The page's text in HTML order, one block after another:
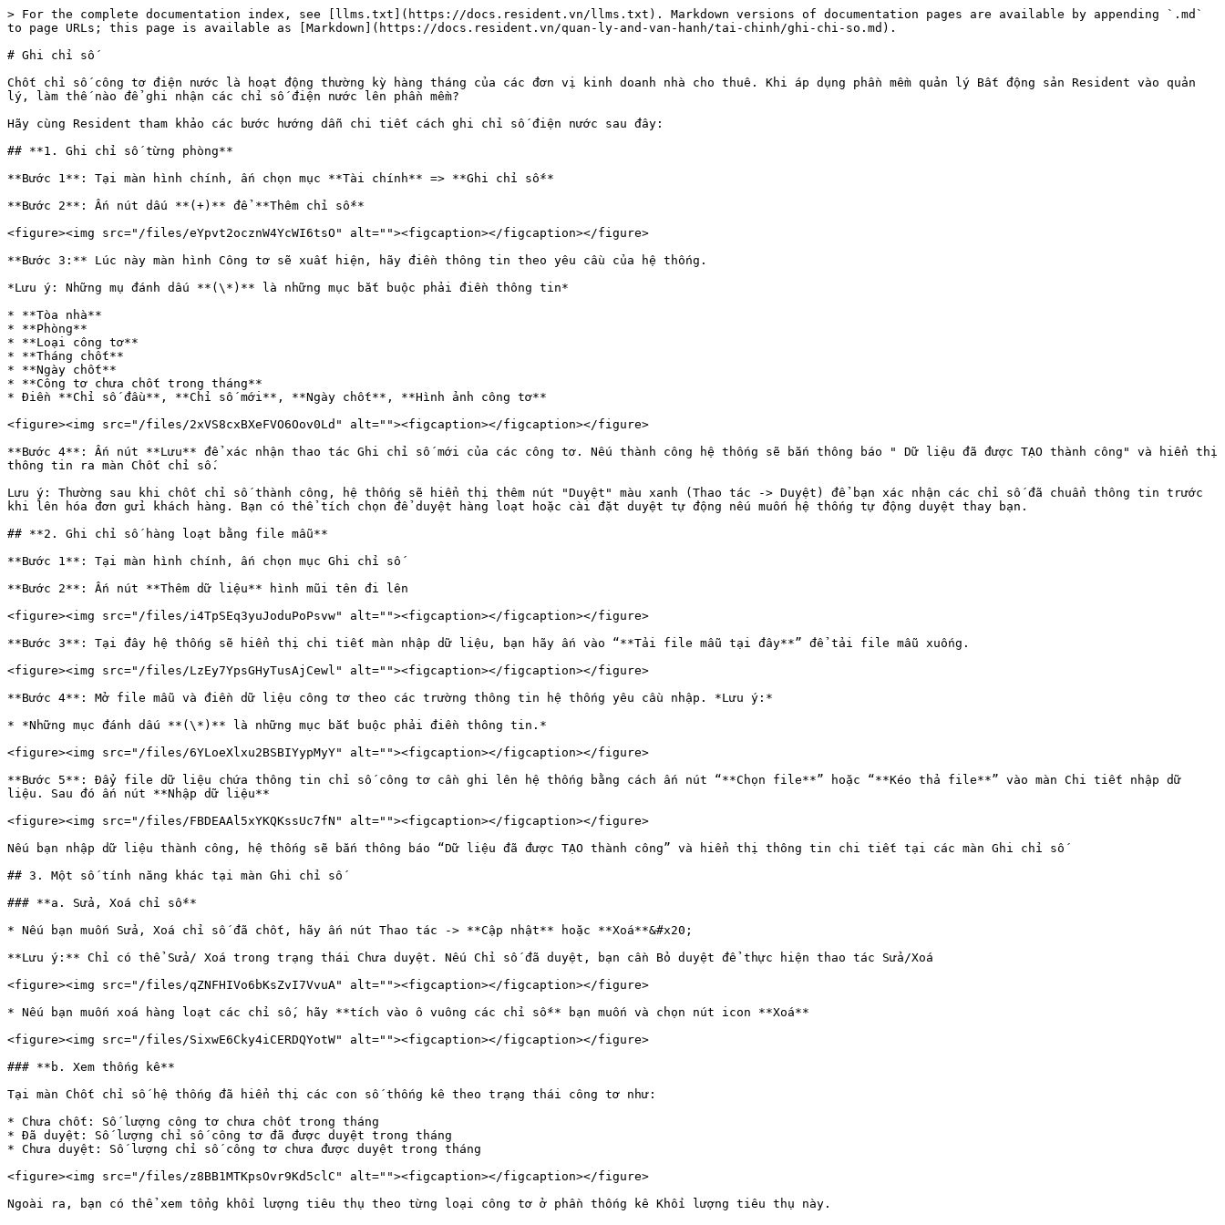
> For the complete documentation index, see [llms.txt](https://docs.resident.vn/llms.txt). Markdown versions of documentation pages are available by appending `.md`
to page URLs; this page is available as [Markdown](https://docs.resident.vn/quan-ly-and-van-hanh/tai-chinh/ghi-chi-so.md).
# Ghi chỉ số
Chốt chỉ số công tơ điện nước là hoạt động thường kỳ hàng tháng của các đơn vị kinh doanh nhà cho thuê. Khi áp dụng phần mềm quản lý Bất động sản Resident vào quản
lý, làm thế nào để ghi nhận các chỉ số điện nước lên phần mềm?
Hãy cùng Resident tham khảo các bước hướng dẫn chi tiết cách ghi chỉ số điện nước sau đây:
## **1. Ghi chỉ số từng phòng**
**Bước 1**: Tại màn hình chính, ấn chọn mục **Tài chính** => **Ghi chỉ số**
**Bước 2**: Ấn nút dấu **(+)** để **Thêm chỉ số**
<figure><img src="/files/eYpvt2ocznW4YcWI6tsO" alt=""><figcaption></figcaption></figure>
**Bước 3:** Lúc này màn hình Công tơ sẽ xuất hiện, hãy điền thông tin theo yêu cầu của hệ thống.
*Lưu ý: Những mụ đánh dấu **(\*)** là những mục bắt buộc phải điền thông tin*
* **Tòa nhà**
* **Phòng**
* **Loại công tơ**
* **Tháng chốt**
* **Ngày chốt**
* **Công tơ chưa chốt trong tháng**
* Điền **Chỉ số đầu**, **Chỉ số mới**, **Ngày chốt**, **Hình ảnh công tơ**
<figure><img src="/files/2xVS8cxBXeFVO6Oov0Ld" alt=""><figcaption></figcaption></figure>
**Bước 4**: Ấn nút **Lưu** để xác nhận thao tác Ghi chỉ số mới của các công tơ. Nếu thành công hệ thống sẽ bắn thông báo " Dữ liệu đã được TẠO thành công" và hiển thị
thông tin ra màn Chốt chỉ số.
Lưu ý: Thường sau khi chốt chỉ số thành công, hệ thống sẽ hiển thị thêm nút "Duyệt" màu xanh (Thao tác -> Duyệt) để bạn xác nhận các chỉ số đã chuẩn thông tin trước
khi lên hóa đơn gửi khách hàng. Bạn có thể tích chọn để duyệt hàng loạt hoặc cài đặt duyệt tự động nếu muốn hệ thống tự động duyệt thay bạn.
## **2. Ghi chỉ số hàng loạt bằng file mẫu**
**Bước 1**: Tại màn hình chính, ấn chọn mục Ghi chỉ số
**Bước 2**: Ấn nút **Thêm dữ liệu** hình mũi tên đi lên
<figure><img src="/files/i4TpSEq3yuJoduPoPsvw" alt=""><figcaption></figcaption></figure>
**Bước 3**: Tại đây hệ thống sẽ hiển thị chi tiết màn nhập dữ liệu, bạn hãy ấn vào “**Tải file mẫu tại đây**” để tải file mẫu xuống.
<figure><img src="/files/LzEy7YpsGHyTusAjCewl" alt=""><figcaption></figcaption></figure>
**Bước 4**: Mở file mẫu và điền dữ liệu công tơ theo các trường thông tin hệ thống yêu cầu nhập. *Lưu ý:*
* *Những mục đánh dấu **(\*)** là những mục bắt buộc phải điền thông tin.*
<figure><img src="/files/6YLoeXlxu2BSBIYypMyY" alt=""><figcaption></figcaption></figure>
**Bước 5**: Đẩy file dữ liệu chứa thông tin chỉ số công tơ cần ghi lên hệ thống bằng cách ấn nút “**Chọn file**” hoặc “**Kéo thả file**” vào màn Chi tiết nhập dữ
liệu. Sau đó ấn nút **Nhập dữ liệu**
<figure><img src="/files/FBDEAAl5xYKQKssUc7fN" alt=""><figcaption></figcaption></figure>
Nếu bạn nhập dữ liệu thành công, hệ thống sẽ bắn thông báo “Dữ liệu đã được TẠO thành công” và hiển thị thông tin chi tiết tại các màn Ghi chỉ số
## 3. Một số tính năng khác tại màn Ghi chỉ số
### **a. Sửa, Xoá chỉ số**
* Nếu bạn muốn Sửa, Xoá chỉ số đã chốt, hãy ấn nút Thao tác -> **Cập nhật** hoặc **Xoá**&#x20;
**Lưu ý:** Chỉ có thể Sửa/ Xoá trong trạng thái Chưa duyệt. Nếu Chỉ số đã duyệt, bạn cần Bỏ duyệt để thực hiện thao tác Sửa/Xoá
<figure><img src="/files/qZNFHIVo6bKsZvI7VvuA" alt=""><figcaption></figcaption></figure>
* Nếu bạn muốn xoá hàng loạt các chỉ số, hãy **tích vào ô vuông các chỉ số** bạn muốn và chọn nút icon **Xoá**
<figure><img src="/files/SixwE6Cky4iCERDQYotW" alt=""><figcaption></figcaption></figure>
### **b. Xem thống kê**
Tại màn Chốt chỉ số hệ thống đã hiển thị các con số thống kê theo trạng thái công tơ như:
* Chưa chốt: Số lượng công tơ chưa chốt trong tháng
* Đã duyệt: Số lượng chỉ số công tơ đã được duyệt trong tháng
* Chưa duyệt: Số lượng chỉ số công tơ chưa được duyệt trong tháng
<figure><img src="/files/z8BB1MTKpsOvr9Kd5clC" alt=""><figcaption></figcaption></figure>
Ngoài ra, bạn có thể xem tổng khối lượng tiêu thụ theo từng loại công tơ ở phần thống kê Khối lượng tiêu thụ này.